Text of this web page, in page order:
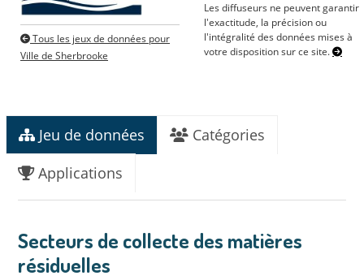
Tous les jeux de données pour
Ville de Sherbrooke
Les diffuseurs ne peuvent garantir
l'exactitude, la précision ou
l'intégralité des données mises à
votre disposition sur ce site.
Jeu de données
Catégories
Applications
Secteurs de collecte des matières
résiduelles